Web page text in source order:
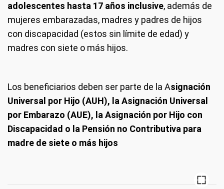
adolescentes hasta 17 años inclusive, además de
mujeres embarazadas, madres y padres de hijos
con discapacidad (estos sin límite de edad) y
madres con siete o más hijos.
Los beneficiarios deben ser parte de la Asignación
Universal por Hijo (AUH), la Asignación Universal
por Embarazo (AUE), la Asignación por Hijo con
Discapacidad o la Pensión no Contributiva para
madre de siete o más hijos